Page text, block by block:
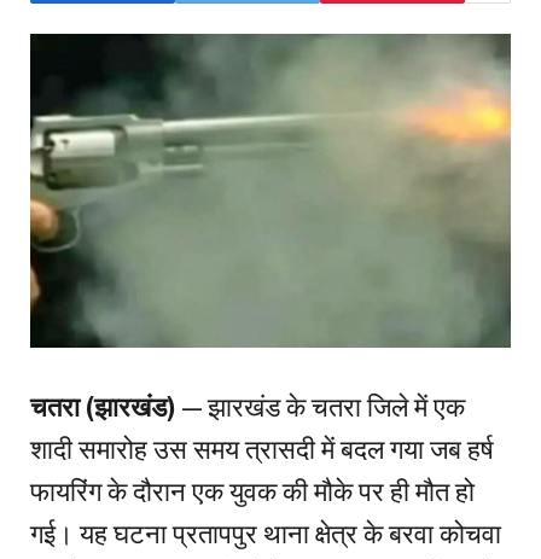
चतरा (झारखंड) — झारखंड के चतरा जिले में एक
शादी समारोह उस समय त्रासदी में बदल गया जब हर्ष
फायरिंग के दौरान एक युवक की मौके पर ही मौत हो
गई। यह घटना प्रतापपुर थाना क्षेत्र के बरवा कोचवा